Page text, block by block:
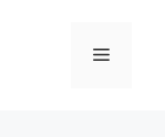
Menu